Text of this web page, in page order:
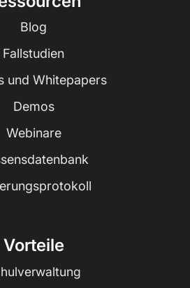
Blog
Fallstudien
und Whitepapers
Demos
Webinare
Vorteile